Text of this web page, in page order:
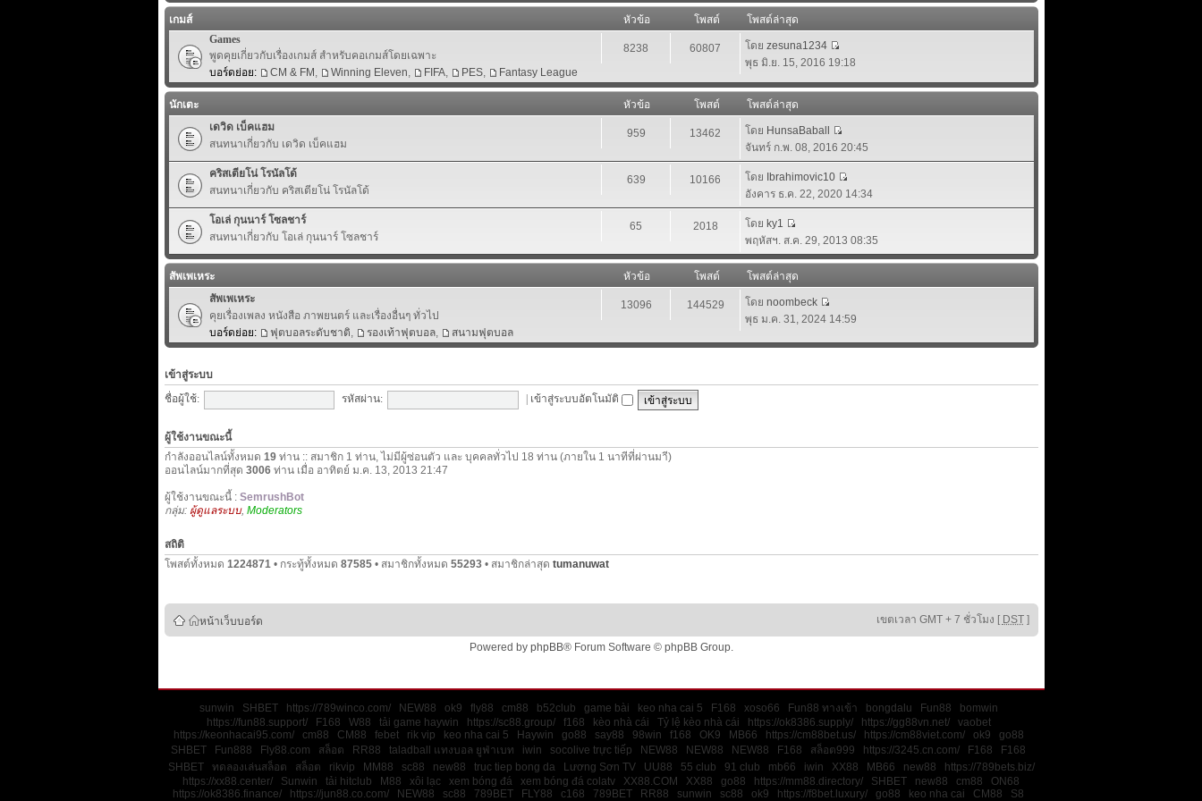
เกมส์ หัวข้อ โพสต์
โพสต์ล่าสุด
Games
พูดคุยเกี่ยวกับเรื่องเกมส์ สำหรับคอเกมส์โดยเฉพาะ
บอร์ดย่อย:
CM & FM , Winning Eleven, FIFA, PES, Fantasy League
8238 60807 โดย zesuna1234
พุธ มิ.ย. 15, 2016 19:18
นักเตะ หัวข้อ โพสต์
โพสต์ล่าสุด
เดวิด เบ็คแฮม
สนทนาเกี่ยวกับ เดวิด เบ็คแฮม
959 13462 โดย HunsaBaball
จันทร์ ก.พ. 08, 2016 20:45
คริสเตียโน่ โรนัลโด้
สนทนาเกี่ยวกับ คริสเตียโน่ โรนัลโด้
639 10166 โดย Ibrahimovic10
อังคาร ธ.ค. 22, 2020 14:34
โอเล่ กุนนาร์ โซลชาร์
สนทนาเกี่ยวกับ โอเล่ กุนนาร์ โซลชาร์
65 2018 โดย ky1
พฤหัสฯ. ส.ค. 29, 2013 08:35
สัพเพเหระ หัวข้อ โพสต์
โพสต์ล่าสุด
สัพเพเหระ
คุยเรื่องเพลง หนังสือ ภาพยนตร์ และเรื่องอื่นๆ ทั่วไป
บอร์ดย่อย:
ฟุตบอลระดับชาติ, รองเท้าฟุตบอล, สนามฟุตบอล
13096 144529 โดย noombeck
พุธ ม.ค. 31, 2024 14:59
เข้าสู่ระบบ
ชื่อผู้ใช้:
รหัสผ่าน: เข้าสู่ระบบอัตโนมัติ
ผู้ใช้งานขณะนี้
กำลังออนไลน์ทั้งหมด 19ท่าน :: สมาชิก 1 ท่าน, ไม่มีผู้ซ่อนตัว และ บุคคลทั่วไป 18 ท่าน (ภายใน 1 นาทีที่ผ่านมาี)
ออนไลน์มากที่สุด 3006ท่าน เมื่อ อาทิตย์ ม.ค. 13, 2013 21:47
ผู้ใช้งานขณะนี้ : SemrushBot
กลุ่ม: ผู้ดูแลระบบ, Moderators
สถิติ
โพสต์ทั้งหมด 1224871• กระทู้ทั้งหมด 87585• สมาชิกทั้งหมด 55293• สมาชิกล่าสุด tumanuwat
หน้าเว็บบอร์ด เขตเวลา GMT + 7 ชั่วโมง [ DST]
Powered by phpBB® Forum Software © phpBB Group.
sunwin SHBET https://789winco.com/ NEW88 ok9 fly88 cm88 b52club game bài keo nha cai 5 F168 xoso66 Fun88 ทางเข้า bongdalu Fun88
bomwin
https://fun88.support/
F168 W88 tải game haywin https://sc88.group/ f168 kèo nhà cái Tỷ lệ kèo nhà cái https://ok8386.supply/ https://gg88vn.net/
vaobet
https://keonhacai95.com/
cm88 CM88 febet rik vip keo nha cai 5 Haywin go88 say88 98win f168 OK9 MB66 https://cm88bet.us/ https://cm88viet.com/ ok9
go88
SHBET
Fun888 Fly88.com สล็อต RR88 taladball แทงบอล ยูฟ่าเบท iwin socolive trực tiếp NEW88 NEW88 NEW88 F168 สล็อต999 https://3245.cn.com/ F168
F168
SHBET
ทดลองเล่นสล็อต สล็อต rikvip MM88 sc88 new88 truc tiep bong da Lương Sơn TV UU88 55 club 91 club mb66 iwin XX88 MB66 new88
https://789bets.biz/
https://xx88.center/
Sunwin tải hitclub M88 xôi lạc xem bóng đá xem bóng đá colatv XX88.COM XX88 go88 https://mm88.directory/ SHBET new88 cm88
ON68
https://ok8386.finance/
https://jun88.co.com/ NEW88 sc88 789BET FLY88 c168 789BET RR88 sunwin sc88 ok9 https://f8bet.luxury/ go88 keo nha cai CM88
S8